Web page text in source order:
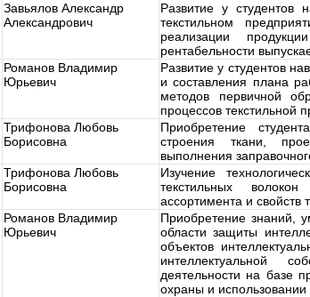
Завьялов Александр
Александрович
Развитие у студентов
текстильном
реализации
рентабельности
Романов Владимир
Юрьевич
Развитие у студентов
и составления плана
методов первичной
процессов текстильной
Трифонова Любовь
Борисовна
Приобретение
строения ткани,
выполнения
Трифонова Любовь
Борисовна
Изучение
текстильных
ассортимента и свойств
Романов Владимир
Юрьевич
Приобретение знаний,
области защиты
объектов
интеллектуальной
деятельности на базе
охраны и использовании